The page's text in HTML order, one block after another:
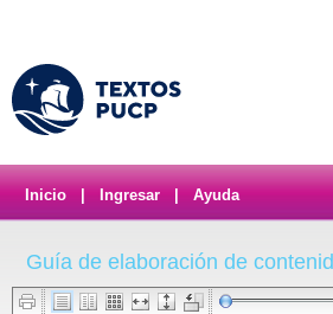
Inicio Ingresar Ayuda
Guía de elaboración de